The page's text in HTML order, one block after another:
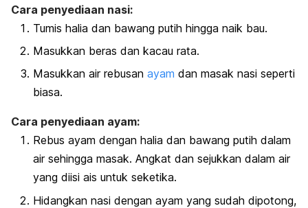
Cara penyediaan nasi:
Tumis halia dan bawang putih hingga naik bau.
Masukkan beras dan kacau rata.
Masukkan air rebusan ayam dan masak nasi seperti
biasa.
Cara penyediaan ayam:
Rebus ayam dengan halia dan bawang putih dalam
air sehingga masak. Angkat dan sejukkan dalam air
yang diisi ais untuk seketika.
Hidangkan nasi dengan ayam yang sudah dipotong,